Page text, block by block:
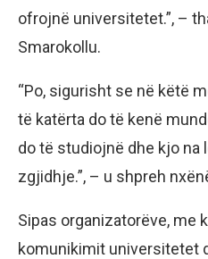
ofrojnë universitetet.”, –
Smarokollu.
“Po, sigurisht se në këtë
të katërta do të kenë
do të studiojnë dhe kjo na
zgjidhje.”, – u shpreh
Sipas organizatorëve, me
komunikimit universitetet